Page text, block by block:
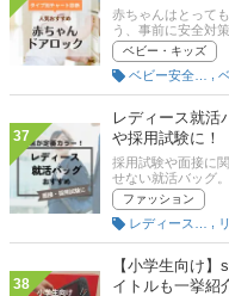
赤ちゃんはとって
う、事前に安全対
かには「赤ちゃん
あり、いろいろな
こう産前・産後ケ
ん用ドアロックの
けOKな跡が残ら
赤ちゃん用ドアロ
ランキングも紹介
ベビー・キッズ
37
レディース就活
や採用試験に！
採用試験や面接に
せない就活バッグ
てからも使えるデ
タイリストの高田
ス就活バッグの選
な「就活バッグに
ぜひ参考にしてく
キングのリンクも
ファッション
38
【小学生向け
イトルも一挙紹